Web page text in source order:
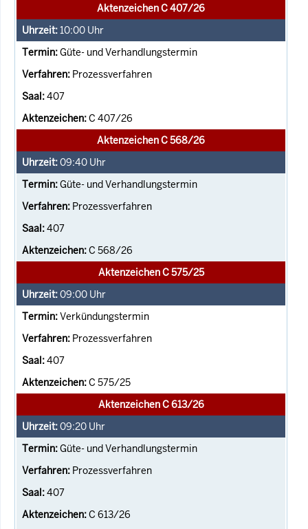
Aktenzeichen C 407/26
10:00 Uhr
Güte- und Verhandlungstermin
Prozessverfahren
407
C 407/26
Aktenzeichen C 568/26
09:40 Uhr
Güte- und Verhandlungstermin
Prozessverfahren
407
C 568/26
Aktenzeichen C 575/25
09:00 Uhr
Verkündungstermin
Prozessverfahren
407
C 575/25
Aktenzeichen C 613/26
09:20 Uhr
Güte- und Verhandlungstermin
Prozessverfahren
407
C 613/26